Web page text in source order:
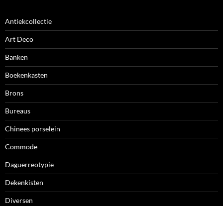
Antiekcollectie
Art Deco
Banken
Boekenkasten
Brons
Bureaus
Chinees porselein
Commode
Daguerreotypie
Dekenkisten
Diversen